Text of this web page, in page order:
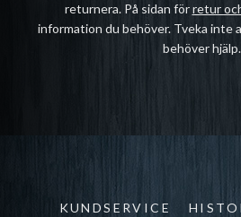
returnera. På sidan förretur
information du behöver. Tveka inte
behöver hjälp.
KUNDSERVICE